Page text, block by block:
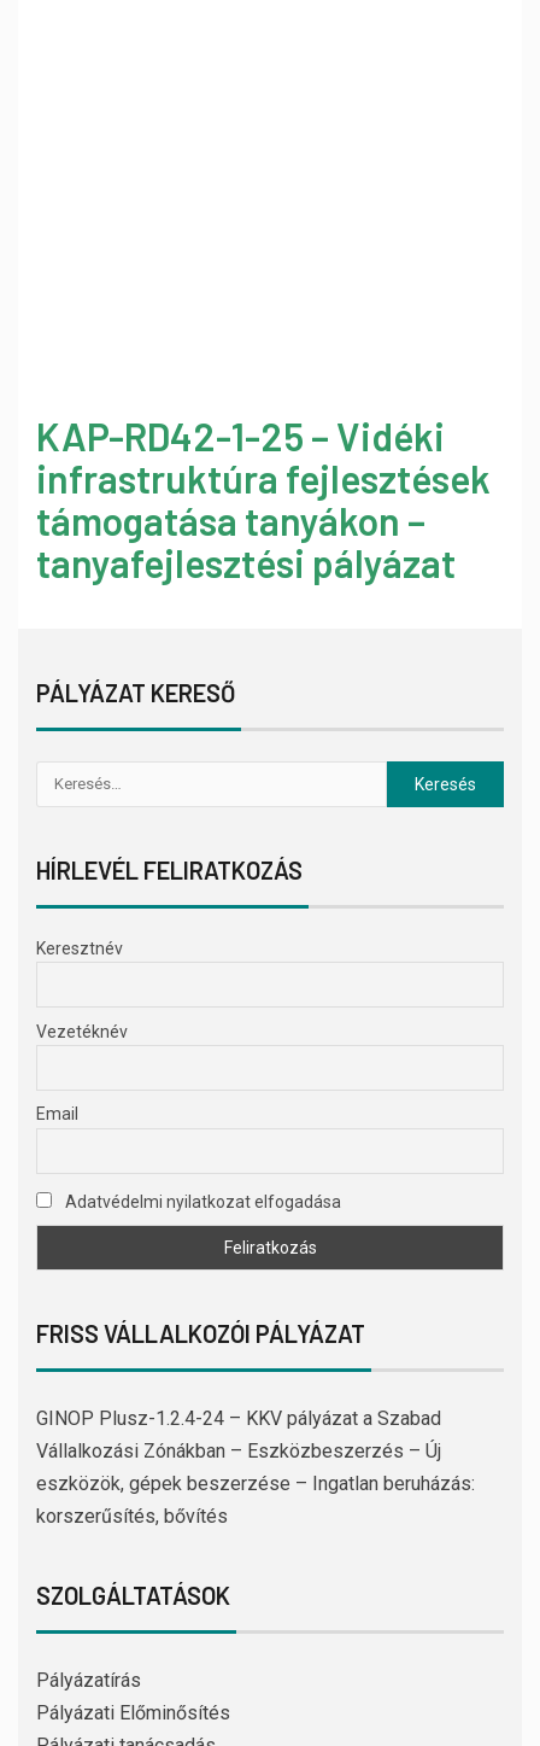
KAP-RD42-1-25 – Vidéki
infrastruktúra fejlesztések
támogatása tanyákon –
tanyafejlesztési pályázat
PÁLYÁZAT KERESŐ
HÍRLEVÉL FELIRATKOZÁS
Keresztnév
Vezetéknév
Email
Adatvédelmi nyilatkozat elfogadása
FRISS VÁLLALKOZÓI PÁLYÁZAT
GINOP Plusz-1.2.4-24 – KKV pályázat a Szabad
Vállalkozási Zónákban – Eszközbeszerzés – Új
eszközök, gépek beszerzése – Ingatlan beruházás:
korszerűsítés, bővítés
SZOLGÁLTATÁSOK
Pályázatírás
Pályázati Előminősítés